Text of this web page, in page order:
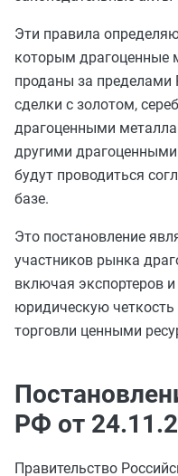
Эти правила
которым драгоценные
проданы за пределами
сделки с золотом,
драгоценными
другими
будут проводиться
базе.
Это постановление
участников рынка
включая экспортеров
юридическую
торговли ценными
РФ от
Правительство